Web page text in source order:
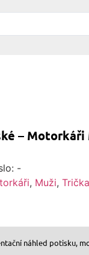
– Motorkáři
-
, Muži, Trička
náhled potisku,